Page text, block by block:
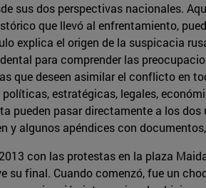
sus dos perspectivas nacionales.
que llevó al enfrentamiento,
explica el origen de la suspicacia
para comprender las
que deseen asimilar el conflicto en
estratégicas, legales,
pueden pasar directamente a los
y algunos apéndices con
con las protestas en la plaza
su final. Cuando comenzó, fue un